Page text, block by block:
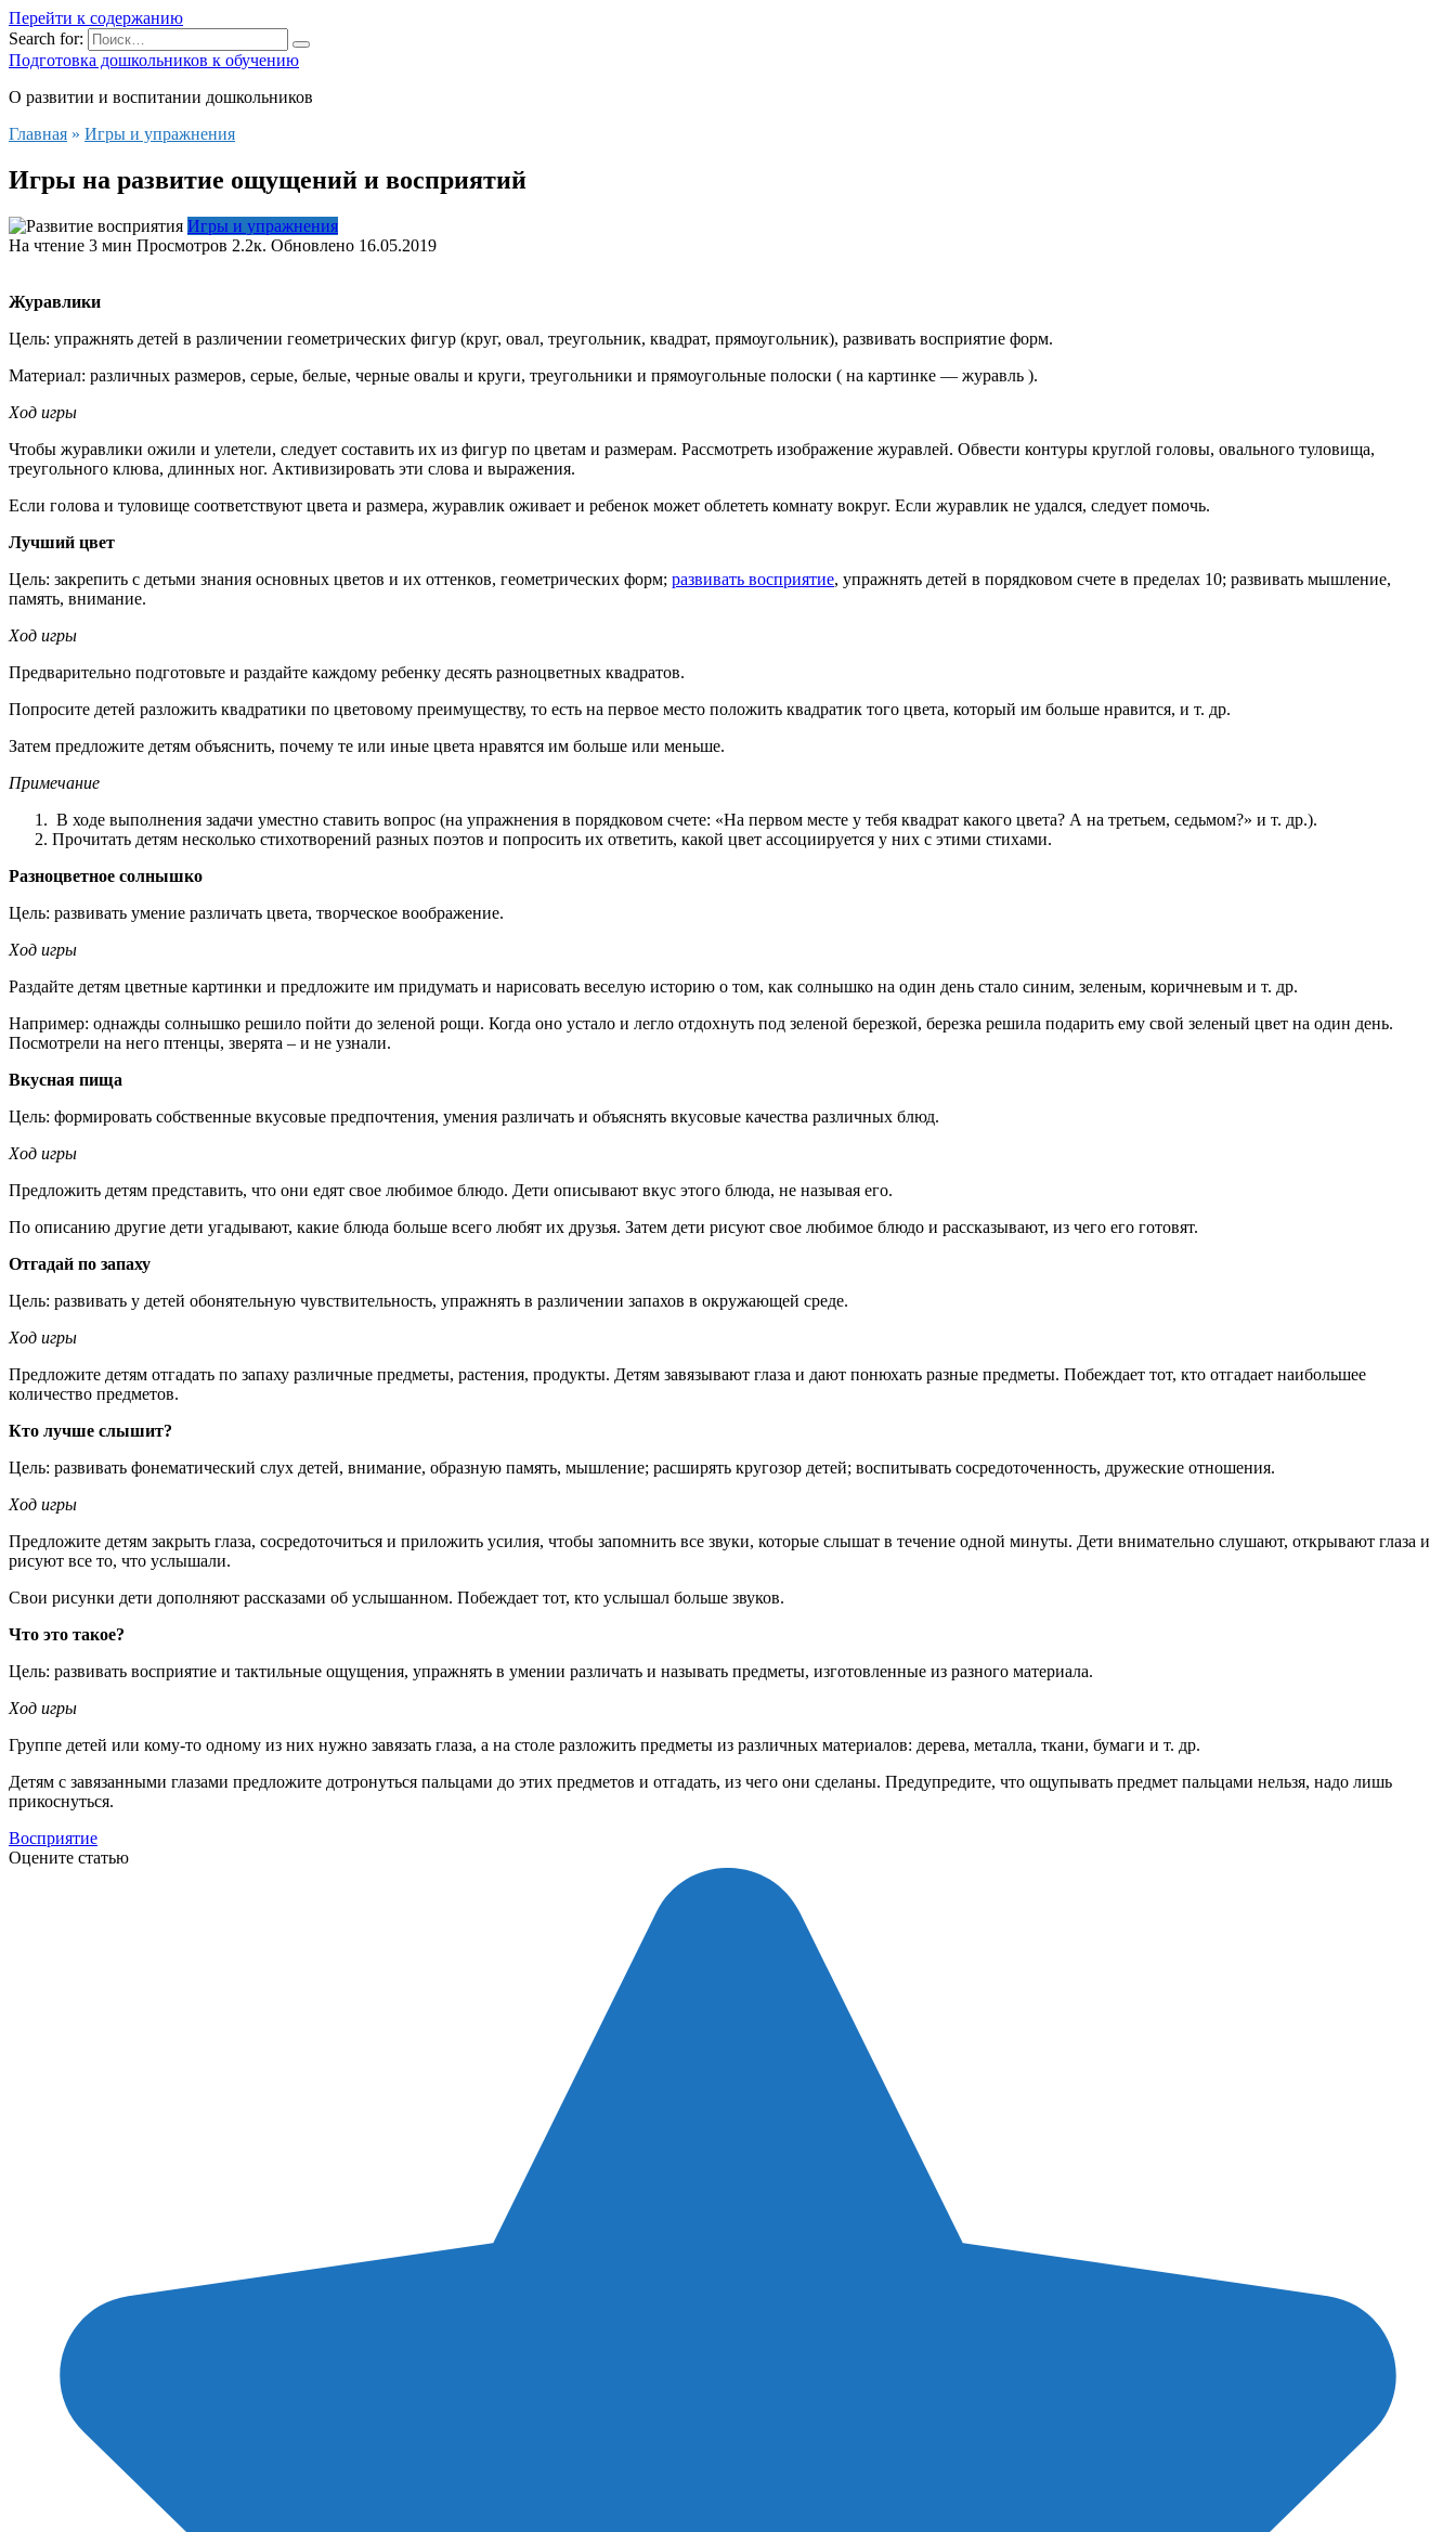
Перейти к содержанию
Search for:
Подготовка дошкольников к обучению
О развитии и воспитании дошкольников
Главная » Игры и упражнения
Игры на развитие ощущений и восприятий
Игры и упражнения
На чтение 3 мин Просмотров 2.2к. Обновлено 16.05.2019
Журавлики
Цель: упражнять детей в различении геометрических фигур (круг, овал, треугольник, квадрат, прямоугольник), развивать восприятие форм.
Материал: различных размеров, серые, белые, черные овалы и круги, треугольники и прямоугольные полоски ( на картинке — журавль ).
Ход игры
Чтобы журавлики ожили и улетели, следует составить их из фигур по цветам и размерам. Рассмотреть изображение журавлей. Обвести контуры круглой головы, овального туловища,
треугольного клюва, длинных ног. Активизировать эти слова и выражения.
Если голова и туловище соответствуют цвета и размера, журавлик оживает и ребенок может облететь комнату вокруг. Если журавлик не удался, следует помочь.
Лучший цвет
Цель: закрепить с детьми знания основных цветов и их оттенков, геометрических форм; развивать восприятие, упражнять детей в порядковом счете в пределах 10; развивать мышление,
память, внимание.
Ход игры
Предварительно подготовьте и раздайте каждому ребенку десять разноцветных квадратов.
Попросите детей разложить квадратики по цветовому преимуществу, то есть на первое место положить квадратик того цвета, который им больше нравится, и т. др.
Затем предложите детям объяснить, почему те или иные цвета нравятся им больше или меньше.
Примечание
В ходе выполнения задачи уместно ставить вопрос (на упражнения в порядковом счете: «На первом месте у тебя квадрат какого цвета? А на третьем, седьмом?» и т. др.).
Прочитать детям несколько стихотворений разных поэтов и попросить их ответить, какой цвет ассоциируется у них с этими стихами.
Разноцветное солнышко
Цель: развивать умение различать цвета, творческое воображение.
Ход игры
Раздайте детям цветные картинки и предложите им придумать и нарисовать веселую историю о том, как солнышко на один день стало синим, зеленым, коричневым и т. др.
Например: однажды солнышко решило пойти до зеленой рощи. Когда оно устало и легло отдохнуть под зеленой березкой, березка решила подарить ему свой зеленый цвет на один день.
Посмотрели на него птенцы, зверята – и не узнали.
Вкусная пища
Цель: формировать собственные вкусовые предпочтения, умения различать и объяснять вкусовые качества различных блюд.
Ход игры
Предложить детям представить, что они едят свое любимое блюдо. Дети описывают вкус этого блюда, не называя его.
По описанию другие дети угадывают, какие блюда больше всего любят их друзья. Затем дети рисуют свое любимое блюдо и рассказывают, из чего его готовят.
Отгадай по запаху
Цель: развивать у детей обонятельную чувствительность, упражнять в различении запахов в окружающей среде.
Ход игры
Предложите детям отгадать по запаху различные предметы, растения, продукты. Детям завязывают глаза и дают понюхать разные предметы. Побеждает тот, кто отгадает наибольшее
количество предметов.
Кто лучше слышит?
Цель: развивать фонематический слух детей, внимание, образную память, мышление; расширять кругозор детей; воспитывать сосредоточенность, дружеские отношения.
Ход игры
Предложите детям закрыть глаза, сосредоточиться и приложить усилия, чтобы запомнить все звуки, которые слышат в течение одной минуты. Дети внимательно слушают, открывают глаза и
рисуют все то, что услышали.
Свои рисунки дети дополняют рассказами об услышанном. Побеждает тот, кто услышал больше звуков.
Что это такое?
Цель: развивать восприятие и тактильные ощущения, упражнять в умении различать и называть предметы, изготовленные из разного материала.
Ход игры
Группе детей или кому-то одному из них нужно завязать глаза, а на столе разложить предметы из различных материалов: дерева, металла, ткани, бумаги и т. др.
Детям с завязанными глазами предложите дотронуться пальцами до этих предметов и отгадать, из чего они сделаны. Предупредите, что ощупывать предмет пальцами нельзя, надо лишь
прикоснуться.
Восприятие
Оцените статью